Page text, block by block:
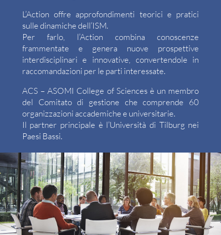
L’Action offre approfondimenti teorici e pratici
sulle dinamiche dell’ISM.
Per farlo, l’Action combina conoscenze
frammentate e genera nuove prospettive
interdisciplinari e innovative, convertendole in
raccomandazioni per le parti interessate.
ACS – ASOMI College of Sciences è un membro
del Comitato di gestione che comprende 60
organizzazioni accademiche e universitarie.
Il partner principale è l’Università di Tilburg nei
Paesi Bassi.